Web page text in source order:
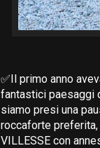
✅Il primo anno
fantastici paesaggi
siamo presi una
roccaforte
VILLESSE con